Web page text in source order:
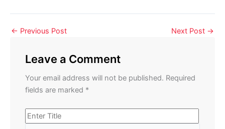
← Previous Post Next Post →
Leave a Comment
Your email address will not be published. Required
fields are marked *